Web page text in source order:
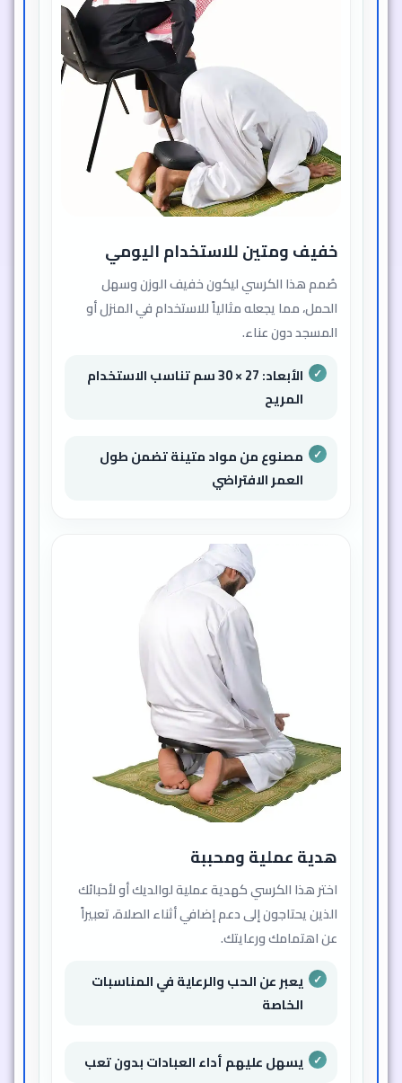
خفيف ومتين للاستخدام اليومي
صُمم هذا الكرسي ليكون خفيف الوزن وسهل
الحمل، مما يجعله مثالياً للاستخدام في المنزل أو
المسجد دون عناء.
الأبعاد: 27 × 30 سم تناسب الاستخدام
المريح
مصنوع من مواد متينة تضمن طول
العمر الافتراضي
هدية عملية ومحببة
اختر هذا الكرسي كهدية عملية لوالديك أو لأحبائك
الذين يحتاجون إلى دعم إضافي أثناء الصلاة، تعبيراً
عن اهتمامك ورعايتك.
يعبر عن الحب والرعاية في المناسبات
الخاصة
يسهل عليهم أداء العبادات بدون تعب